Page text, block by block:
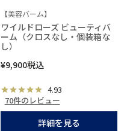
【美容バーム】
ワイルドローズ ビューティバ
ーム（クロスなし・個装箱な
し）
¥9,900税込
4.93
70件のレビュー
詳細を見る